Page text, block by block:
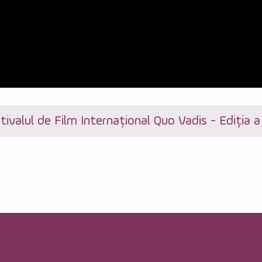
de Film Internațional Quo Vadis - Ediția